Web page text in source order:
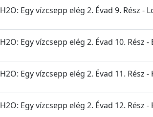
H2O: Egy vízcsepp elég 2. Évad 9. Rész -
H2O: Egy vízcsepp elég 2. Évad 10. Rész
H2O: Egy vízcsepp elég 2. Évad 11. Rész
H2O: Egy vízcsepp elég 2. Évad 12. Rész -